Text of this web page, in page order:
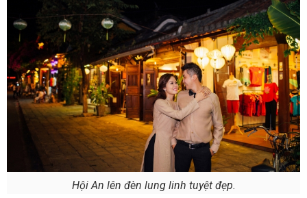
Hội An lên đèn lung linh tuyệt đẹp.